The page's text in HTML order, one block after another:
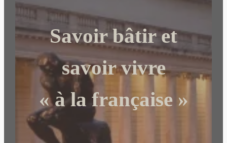
r
c
h
r
Savoir bâtir et
savoir vivre
« à la française »